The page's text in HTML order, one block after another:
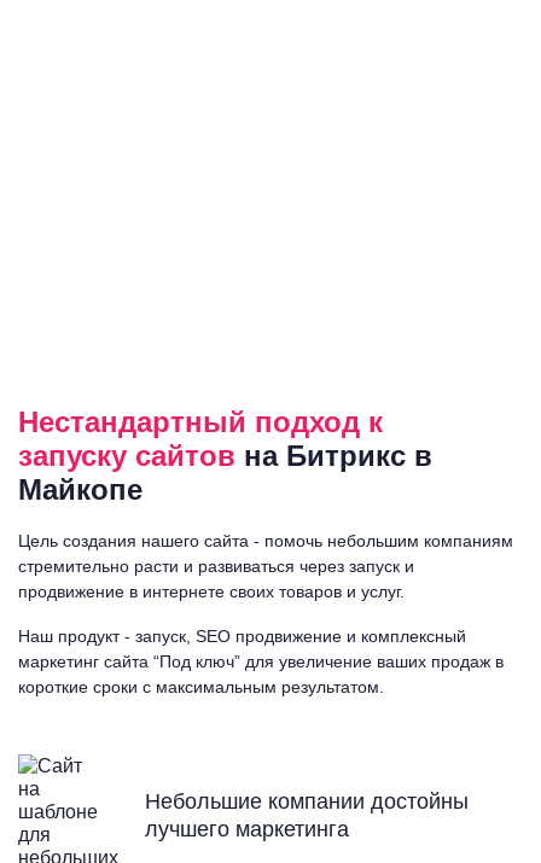
Нестандартный подход к
запуску сайтов на Битрикс в
Майкопе
Цель создания нашего сайта - помочь небольшим компаниям
стремительно расти и развиваться через запуск и
продвижение в интернете своих товаров и услуг.
Наш продукт - запуск, SEO продвижение и комплексный
маркетинг сайта “Под ключ” для увеличение ваших продаж в
короткие сроки с максимальным результатом.
Небольшие компании достойны
лучшего маркетинга